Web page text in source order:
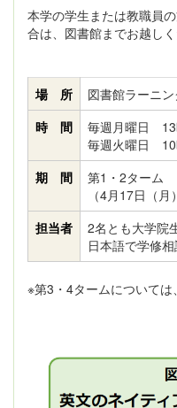
本学の学生または教職員
合は、図書館までお越しく
場 所
図書館ラーニ
時 間
毎週月曜日 13
毎週火曜日 10
期 間
第1・2ターム
（4月17日（月
担当者
2名とも大学院
日本語で学修
※第3・4タームについては